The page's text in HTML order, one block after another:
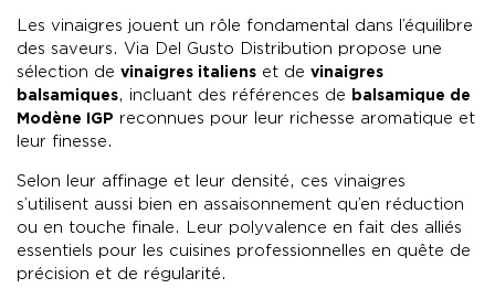
Les vinaigres jouent un rôle fondamental dans l’équilibre
des saveurs. Via Del Gusto Distribution propose une
sélection de vinaigres italiens et de vinaigres
balsamiques, incluant des références de balsamique de
Modène IGP reconnues pour leur richesse aromatique et
leur finesse.
Selon leur affinage et leur densité, ces vinaigres
s’utilisent aussi bien en assaisonnement qu’en réduction
ou en touche finale. Leur polyvalence en fait des alliés
essentiels pour les cuisines professionnelles en quête de
précision et de régularité.